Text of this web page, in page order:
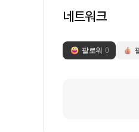
네트워크
팔로워 0